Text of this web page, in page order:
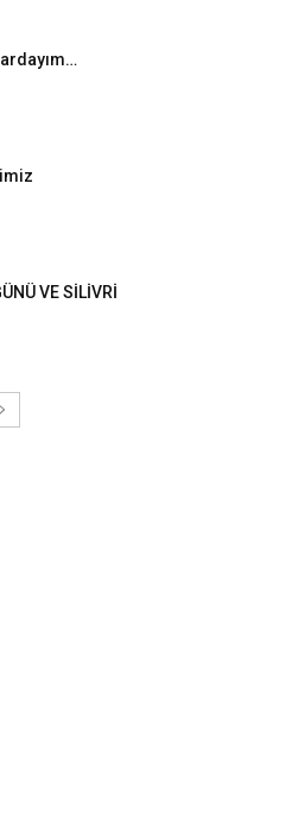
VE SİLİVRİ